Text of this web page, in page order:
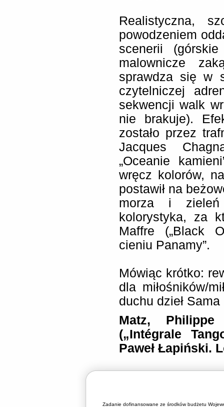
Realistyczna,
powodzeniem
scenerii
malownicze
sprawdza się w
czytelniczej
sekwencji walk
nie brakuje).
zostało przez
Jacques
„Oceanie
wręcz kolorów,
postawił na
morza i zieleń
kolorystyka, za
Maffre („Black
cieniu Panamy”.
Mówiąc krótko:
dla miłośników/
duchu dzieł
Matz,
(„Intégrale
Paweł Łapiński.
Zadanie dofinansowane ze środków budżetu